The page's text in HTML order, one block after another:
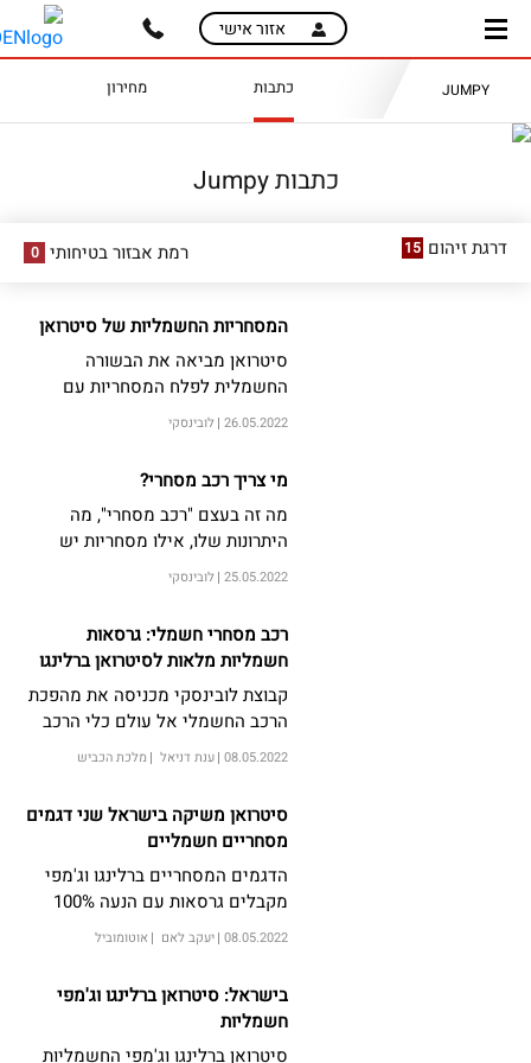
skip
content
skip
menu
אזור אישי
JUMPY כתבות מחירון
כתבות Jumpy
דרגת זיהום 15 רמת אבזור בטיחותי 0
המסחריות החשמליות של סיטרואן
סיטרואן מביאה את הבשורה
החשמלית לפלח המסחריות עם
גרסאות חשמליות טהורות לשני
הדגמים המצליחים ברלינגו וג'אמפי
26.05.2022 לובינסקי
מי צריך רכב מסחרי?
מה זה בעצם "רכב מסחרי", מה
היתרונות שלו, אילו מסחריות יש
לסיטרואן להציע ואיפה אפשר למצוא
רכב מסחרי חשמלי? כל התשובות
25.05.2022 לובינסקי
רכב מסחרי חשמלי: גרסאות
חשמליות מלאות לסיטרואן ברלינגו
וסיטרואן ג’מפי
קבוצת לובינסקי מכניסה את מהפכת
הרכב החשמלי אל עולם כלי הרכב
המסחריים עם השקת שני דגמים
JUMPY (ברלינגו וג’מפי חשמליים)
08.05.2022 ענת דניאל מלכת הכביש
סיטרואן משיקה בישראל שני דגמים
מסחריים חשמליים
הדגמים המסחריים ברלינגו וג'מפי
מקבלים גרסאות עם הנעה 100%
חשמלית
08.05.2022 יעקב לאם אוטומוביל
בישראל: סיטרואן ברלינגו וג'מפי
חשמליות
סיטרואן ברלינגו וג'מפי החשמליות